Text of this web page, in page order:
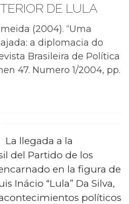
DE LULA
(2004). “Uma
a diplomacia do
Brasileira de Política
47. Numero 1/2004, pp.
La llegada a la
del Partido de los
en la figura de
Inácio “Lula” Da Silva,
políticos